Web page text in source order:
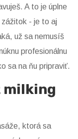
A to je úplne
zážitok - je to aj
už sa nemusíš
profesionálnu
sa na ňu pripraviť.
milking
ktorá sa